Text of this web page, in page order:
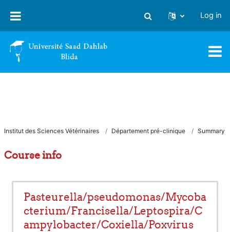
Toggle search input
Log in
Institut des Sciences Vétérinaires Département pré-clinique Summary
Course info
Pasteurella/pseudomonas/Mycoba
cterium/Francisella/Leptospira/C
ampylobacter/Coxiella/Poxvirus